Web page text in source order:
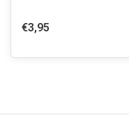
€3,95